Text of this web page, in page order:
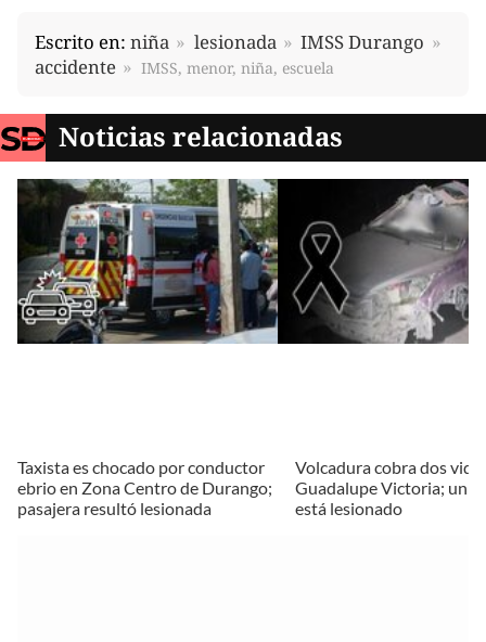
Escrito en: niña lesionada
IMSS Durango
accidente
IMSS, menor, niña, escuela
Noticias relacionadas
Taxista es chocado por conductor
ebrio en Zona Centro de Durango;
pasajera resultó lesionada
Volcadura cobra dos
Guadalupe Victoria; un
está lesionado